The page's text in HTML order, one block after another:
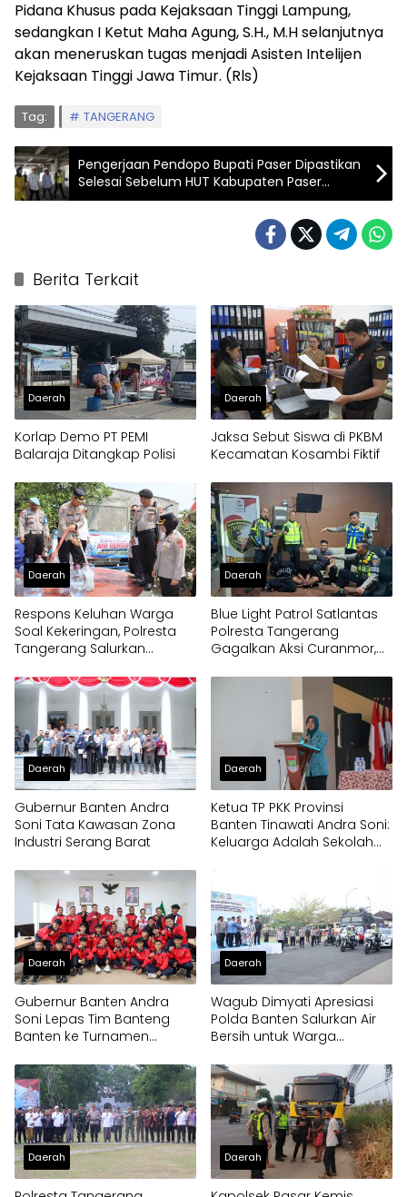
Pidana Khusus pada Kejaksaan Tinggi Lampung,
sedangkan I Ketut Maha Agung, S.H., M.H selanjutnya
akan meneruskan tugas menjadi Asisten Intelijen
Kejaksaan Tinggi Jawa Timur. (Rls)
Tag: TANGERANG
Pengerjaan Pendopo Bupati Paser Dipastikan
Selesai Sebelum HUT Kabupaten Paser
Tahun 2024
Berita Terkait
Daerah
Korlap Demo PT PEMI
Balaraja Ditangkap Polisi
Daerah
Jaksa Sebut Siswa di PKBM
Kecamatan Kosambi Fiktif
Daerah
Respons Keluhan Warga
Soal Kekeringan, Polresta
Tangerang Salurkan
Panongan
Daerah
Blue Light Patrol Satlantas
Polresta Tangerang
Gagalkan Aksi Curanmor,
Daerah
Gubernur Banten Andra
Soni Tata Kawasan Zona
Industri Serang Barat
Daerah
Ketua TP PKK Provinsi
Banten Tinawati Andra Soni:
Keluarga Adalah Sekolah
Daerah
Gubernur Banten Andra
Soni Lepas Tim Banteng
Banten ke Turnamen
Daerah
Wagub Dimyati Apresiasi
Polda Banten Salurkan Air
Bersih untuk Warga
Daerah Daerah